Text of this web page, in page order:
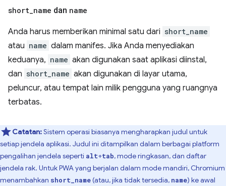
short_name dan name
Anda harus memberikan minimal satu dari short_name
atau name dalam manifes. Jika Anda menyediakan
keduanya, name akan digunakan saat aplikasi diinstal,
dan short_name akan digunakan di layar utama,
peluncur, atau tempat lain milik pengguna yang ruangnya
terbatas.
Catatan:Sistem operasi biasanya mengharapkan judul untuk
setiap jendela aplikasi. Judul ini ditampilkan dalam berbagai platform
pengalihan jendela seperti alt+tab, mode ringkasan, dan daftar
jendela rak. Untuk PWA yang berjalan dalam mode mandiri, Chromium
menambahkan short_name(atau, jika tidak tersedia, name) ke awal